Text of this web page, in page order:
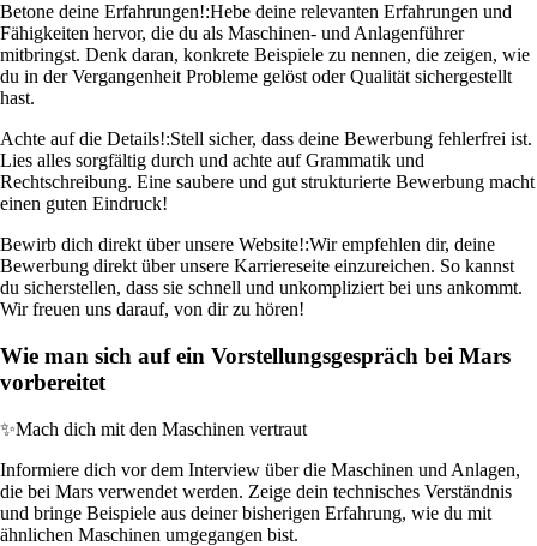
Betone deine Erfahrungen!:Hebe deine relevanten Erfahrungen und
Fähigkeiten hervor, die du als Maschinen- und Anlagenführer
mitbringst. Denk daran, konkrete Beispiele zu nennen, die zeigen, wie
du in der Vergangenheit Probleme gelöst oder Qualität sichergestellt
hast.
Achte auf die Details!:Stell sicher, dass deine Bewerbung fehlerfrei ist.
Lies alles sorgfältig durch und achte auf Grammatik und
Rechtschreibung. Eine saubere und gut strukturierte Bewerbung macht
einen guten Eindruck!
Bewirb dich direkt über unsere Website!:Wir empfehlen dir, deine
Bewerbung direkt über unsere Karriereseite einzureichen. So kannst
du sicherstellen, dass sie schnell und unkompliziert bei uns ankommt.
Wir freuen uns darauf, von dir zu hören!
Wie man sich auf ein Vorstellungsgespräch bei Mars
vorbereitet
✨Mach dich mit den Maschinen vertraut
Informiere dich vor dem Interview über die Maschinen und Anlagen,
die bei Mars verwendet werden. Zeige dein technisches Verständnis
und bringe Beispiele aus deiner bisherigen Erfahrung, wie du mit
ähnlichen Maschinen umgegangen bist.